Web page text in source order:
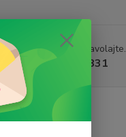
Neviete si rady? Zavolajte.
+421 905 615 831
DeskJet 950c